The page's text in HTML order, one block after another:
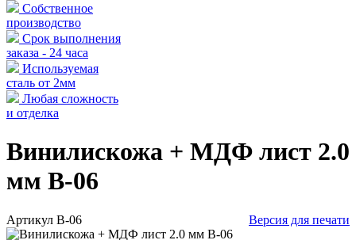
Собственное
производство
Срок выполнения
заказа - 24 часа
Используемая
сталь от 2мм
Любая сложность
и отделка
Винилискожа + МДФ лист 2.0
мм В-06
Артикул В-06 Версия для печати